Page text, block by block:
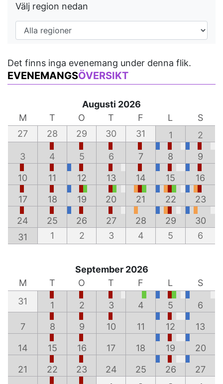
Välj region nedan
Det finns inga evenemang under denna flik.
EVENEMANGSÖVERSIKT
Augusti 2026
M
T O T F L
S
27
28 29 30 31 1 2
3 4 5 6 7 8 9
10 11 12 13 14 15 16
17 18 19 20 21 22 23
24 25 26 27 28 29
30
31
1 2 3 4 5 6
September 2026
M
T O T F L
S
31
1 2 3 4 5 6
7 8 9 10 11 12 13
14 15 16 17 18 19 20
21 22 23 24 25 26 27